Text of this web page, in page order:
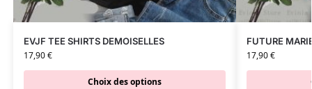
EVJF TEE SHIRTS DEMOISELLES
17,90€
Choix des options
FUTURE
17,90€